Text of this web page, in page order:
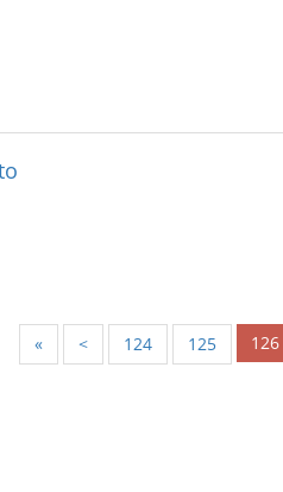
« < 124 125 126